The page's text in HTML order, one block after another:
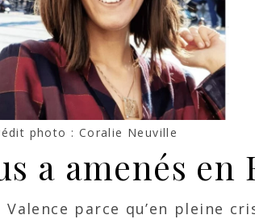
photo : Coralie Neuville
a amenés en
parce qu’en pleine